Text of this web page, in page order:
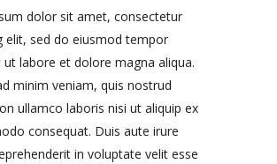
dolor sit amet, consectetur
elit, sed do eiusmod tempor
ut labore et dolore magna aliqua.
minim veniam, quis nostrud
ullamco laboris nisi ut aliquip ex
consequat. Duis aute irure
in voluptate velit esse